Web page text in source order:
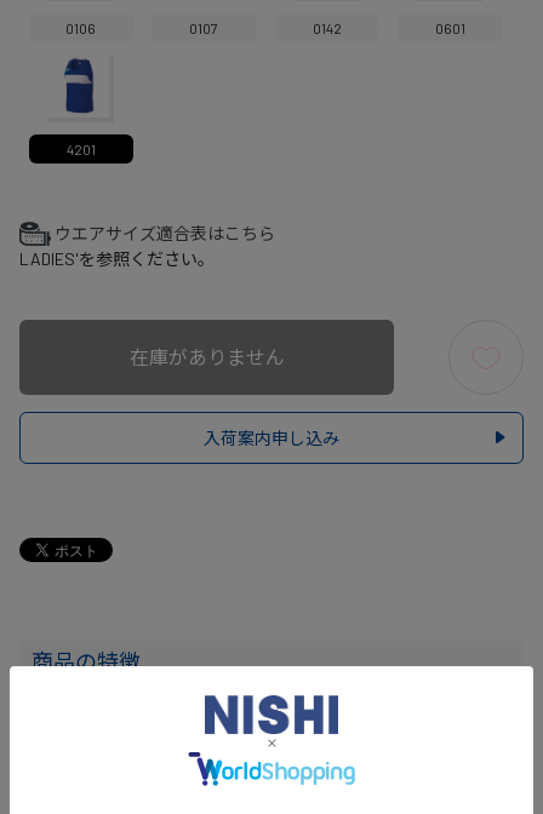
0106 0107 0142 0601
4201
ウエアサイズ適合表はこちら
LADIES'を参照ください。
在庫がありません
入荷案内申し込み
商品の特徴
表面に異形断面ブライト糸を採用し、やわらかな光沢感をもつ素
材「スーパートリコ」採用。
ポリエステル100%のため、軽量感がありドライタッチでまとわり